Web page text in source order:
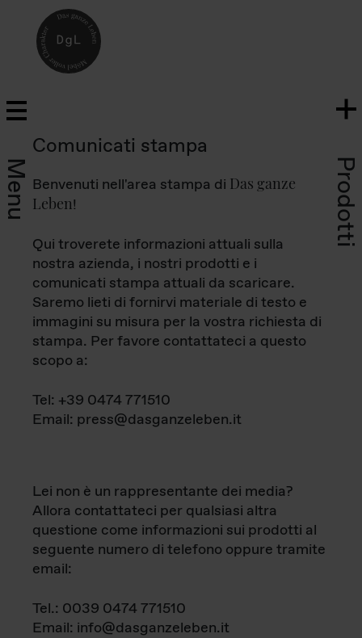
Menu Prodotti
Comunicati stampa
Benvenuti nell'area stampa di Das ganze
Leben!
Qui troverete informazioni attuali sulla
nostra azienda, i nostri prodotti e i
comunicati stampa attuali da scaricare.
Saremo lieti di fornirvi materiale di testo e
immagini su misura per la vostra richiesta di
stampa. Per favore contattateci a questo
scopo a:
Tel: +39 0474 771510
Email: press@dasganzeleben.it
Lei non è un rappresentante dei media?
Allora contattateci per qualsiasi altra
questione come informazioni sui prodotti al
seguente numero di telefono oppure tramite
email:
Tel.: 0039 0474 771510
Email: info@dasganzeleben.it